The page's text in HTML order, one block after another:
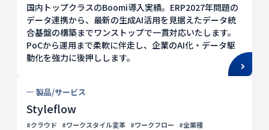
国内トップクラスのBoomi導入実績。ERP2027年問題の
データ連携から、最新の生成AI活用を見据えたデータ統
合基盤の構築までワンストップで一貫対応いたします。
PoCから運用まで柔軟に伴走し、企業のAI化・データ駆
動化を強力に後押しします。
製品/サービス
Styleflow
#クラウド #ワークスタイル変革 #ワークフロー #全業種